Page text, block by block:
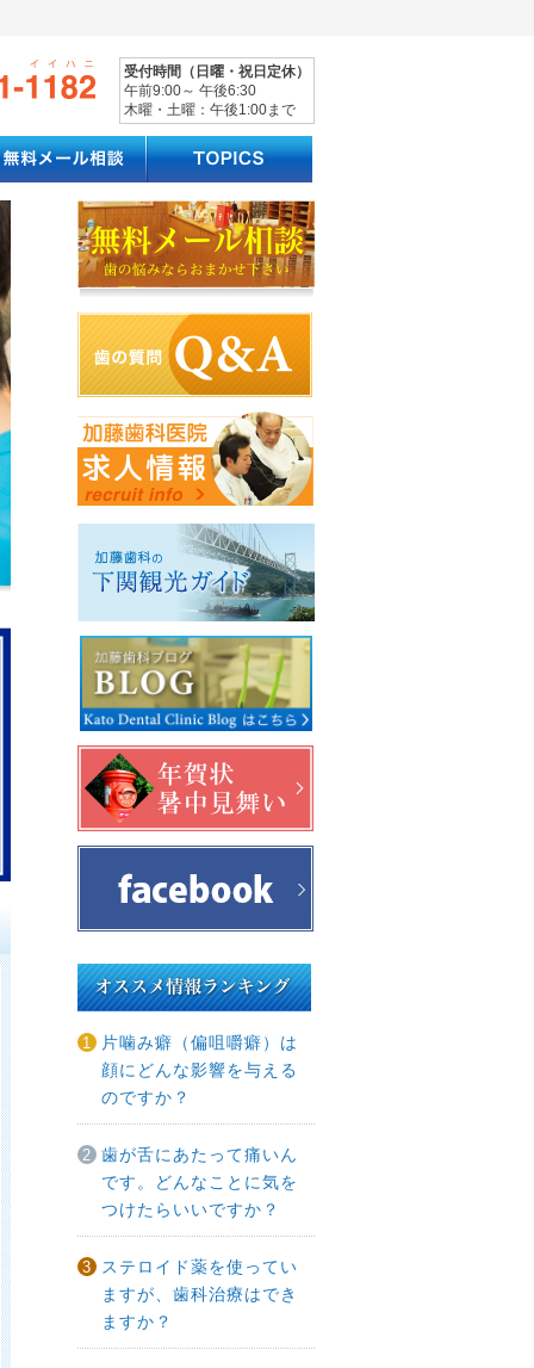
受付時間（日曜・祝日定休）
午前9:00～ 午後6:30
木曜・土曜：午後1:00まで
片噛み癖（偏咀嚼癖）は
顔にどんな影響を与える
のですか？
歯が舌にあたって痛いん
です。どんなことに気を
つけたらいいですか？
ステロイド薬を使ってい
ますが、歯科治療はでき
ますか？